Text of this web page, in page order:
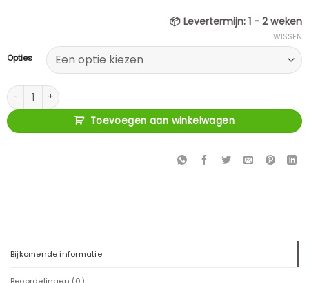
📦 Levertermijn: 1 - 2 weken
Opties
WISSEN
Relax Tokio Manueel Verstelbaar Pu aantal
Toevoegen aan winkelwagen
Bijkomende informatie